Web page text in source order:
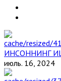
ИНСОННИНГ
июль. 16, 2024